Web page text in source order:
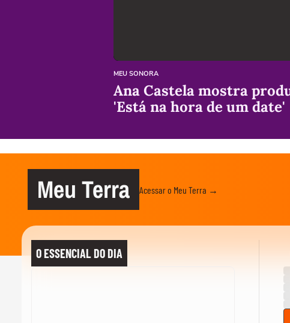
MEU SONORA
Ana Castela mostra
'Está na hora de um date'
Meu Terra Acessar o Meu Terra →
O ESSENCIAL DO DIA